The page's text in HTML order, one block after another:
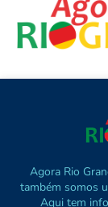
Agora Rio
também somos
Aqui tem